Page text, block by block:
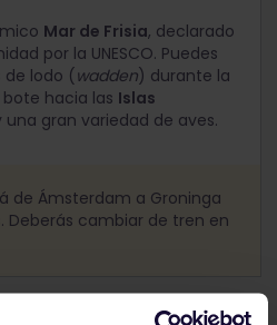
Mar de Frisia, declarado
por la UNESCO. Puedes
de lodo (wadden) durante la
hacia las Islas
gran variedad de aves.
de Ámsterdam a Groninga
Deberás cambiar de tren en